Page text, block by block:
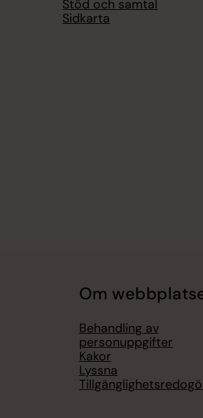
Stöd och samtal
Sidkarta
Om
Behandling av
personuppgifter
Kakor
Lyssna